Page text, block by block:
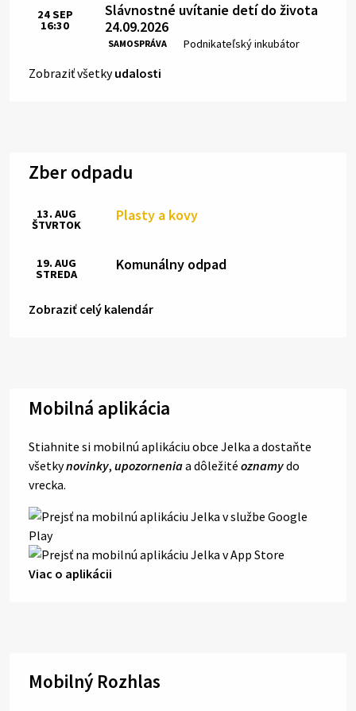
Slávnostné uvítanie detí do života
24.09.2026
SAMOSPRÁVA Miesto:
Podnikateľský inkubátor
Čas:
24SEP
16:30
Zobraziť všetkyudalosti
Zber odpadu
Plasty a kovy
13. AUG
ŠTVRTOK
Komunálny odpad
19. AUG
STREDA
Zobraziť celý kalendár
Mobilná aplikácia
Stiahnite si mobilnú aplikáciu obce Jelka a dostaňte
všetkynovinky, upozorneniaa dôležité oznamydo
vrecka.
Viac o aplikácii
Mobilný Rozhlas